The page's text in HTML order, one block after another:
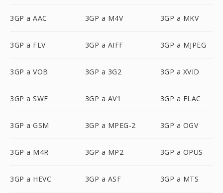
3GP a AAC 3GP a M4V 3GP a MKV
3GP a FLV 3GP a AIFF 3GP a MJPEG
3GP a VOB 3GP a 3G2 3GP a XVID
3GP a SWF 3GP a AV1 3GP a FLAC
3GP a GSM 3GP a MPEG-2 3GP a OGV
3GP a M4R 3GP a MP2 3GP a OPUS
3GP a HEVC 3GP a ASF 3GP a MTS